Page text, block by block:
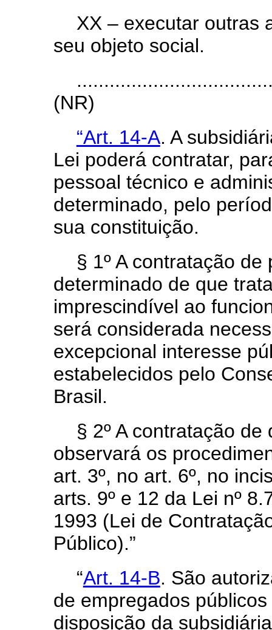
XX – executar outras
seu objeto social.
(NR)
“Art. 14-A. A
Lei poderá contratar,
pessoal técnico e
determinado, pelo
sua constituição.
§ 1º A contratação
determinado de que
imprescindível ao
será considerada
excepcional interesse
estabelecidos pelo
Brasil.
§ 2º A contratação
observará os
art. 3º, no art. 6º, no
arts. 9º e 12 da Lei nº
1993 (Lei de
Público).”
“Art. 14-B. São
de empregados
disposição da